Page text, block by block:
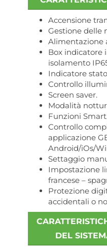
Accensione
Gestione delle
Alimentazione
Box indicatore
isolamento
Indicatore
Controllo
Screen saver.
Modalità
Funzioni
Controllo
applicazione
Android/iOs/
Settaggio
Impostazione
francese –
Protezione
accidentali o
DEL